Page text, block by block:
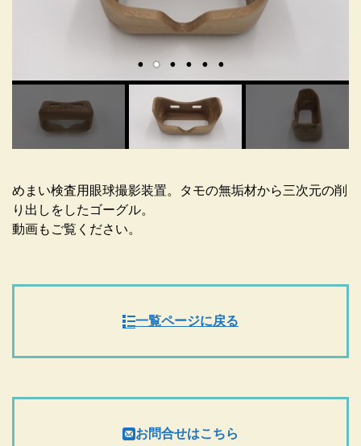
めまい検査用眼球撮影装置。タモの無垢材から三次元の削
り出しをしたゴーグル。
動画もご覧ください。
一覧ページに戻る
お問合せはこちら